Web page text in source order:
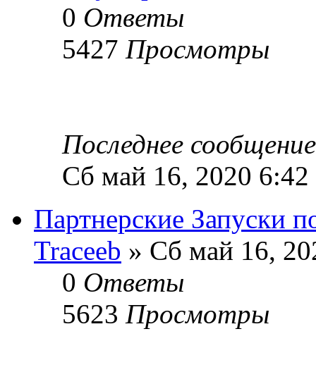
0 Ответы
5427 Просмотры
Последнее
Сб май 16, 2020 6:42
Партнерские Запуски
Traceeb » Сб май 16,
0 Ответы
5623 Просмотры